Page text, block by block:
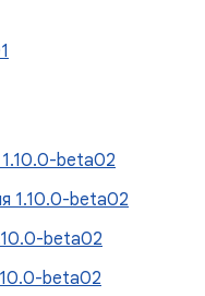
beta02
1.10.0-beta02
beta02
beta02